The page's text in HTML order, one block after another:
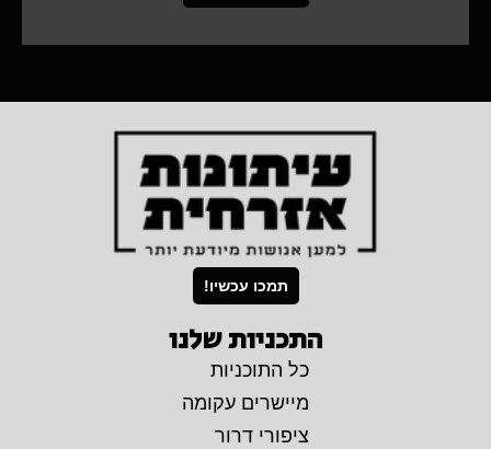
תמכו עכשיו!
התכניות שלנו
כל התוכניות
מיישרים עקומה
ציפורי דרור